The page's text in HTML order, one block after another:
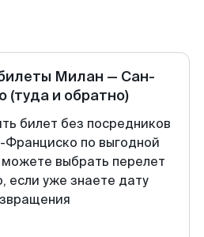
Милан — Сан-
(туда и обратно)
билет без посредников
по выгодной
выбрать перелет
если уже знаете дату